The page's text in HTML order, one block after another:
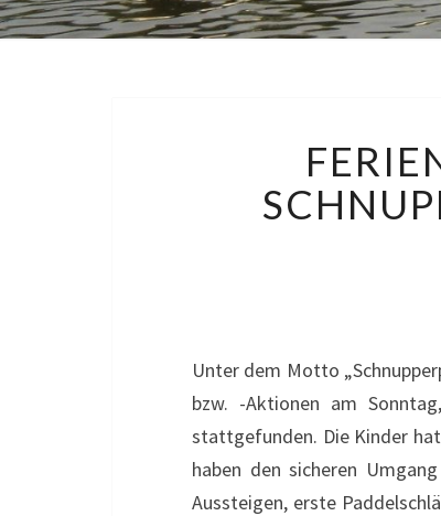
Unter dem Motto
bzw. -Aktionen am
stattgefunden. Die Kinder
haben den sicheren
Aussteigen, erste